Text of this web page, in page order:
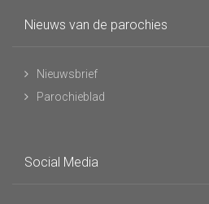
Nieuws van de parochies
Nieuwsbrief
Parochieblad
Social Media